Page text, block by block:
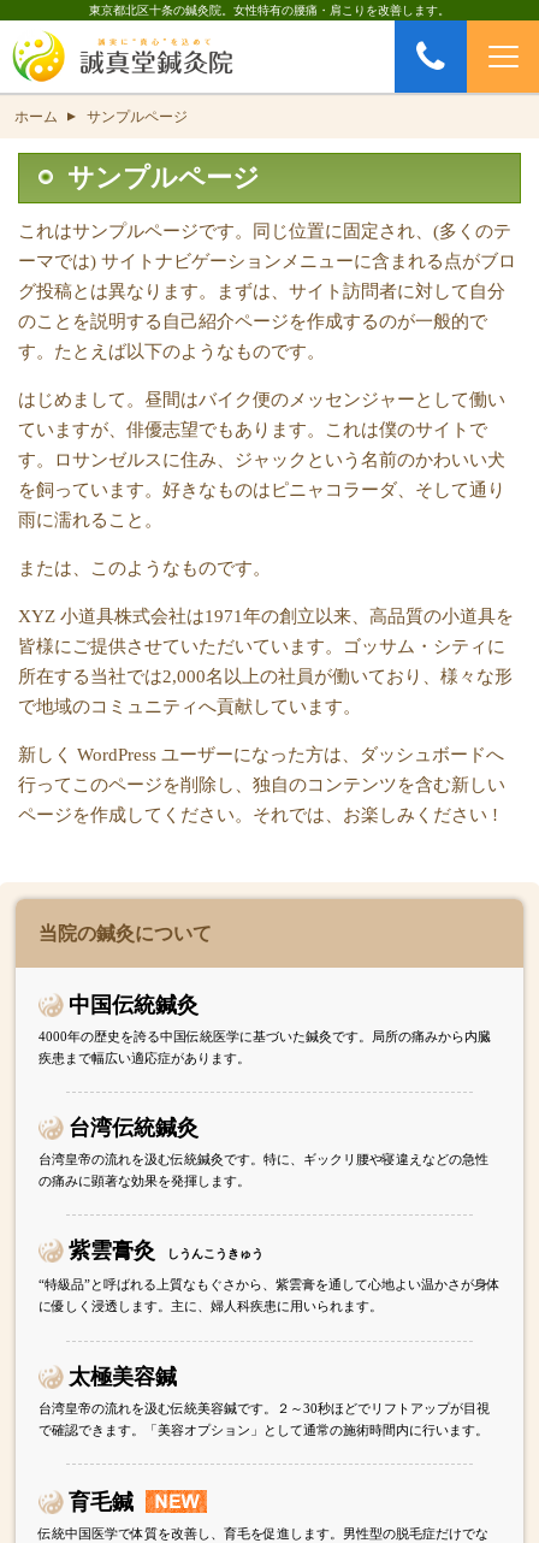
東京都北区十条の鍼灸院。女性特有の腰痛・肩こりを改善します。
お問い合わせ
CONTACT
ホーム ▲ サンプルページ
サンプルページ
これはサンプルページです。同じ位置に固定され、(多くのテ
ーマでは) サイトナビゲーションメニューに含まれる点がブロ
グ投稿とは異なります。まずは、サイト訪問者に対して自分
のことを説明する自己紹介ページを作成するのが一般的で
す。たとえば以下のようなものです。
はじめまして。昼間はバイク便のメッセンジャーとして働い
ていますが、俳優志望でもあります。これは僕のサイトで
す。ロサンゼルスに住み、ジャックという名前のかわいい犬
を飼っています。好きなものはピニャコラーダ、そして通り
雨に濡れること。
または、このようなものです。
XYZ 小道具株式会社は1971年の創立以来、高品質の小道具を
皆様にご提供させていただいています。ゴッサム・シティに
所在する当社では2,000名以上の社員が働いており、様々な形
で地域のコミュニティへ貢献しています。
新しく WordPress ユーザーになった方は、 ダッシュボードへ
行ってこのページを削除し、独自のコンテンツを含む新しい
ページを作成してください。それでは、お楽しみください !
当院の鍼灸について
中国伝統鍼灸
4000年の歴史を誇る中国伝統医学に基づいた鍼灸です。局所の痛みから内臓
疾患まで幅広い適応症があります。
台湾伝統鍼灸
台湾皇帝の流れを汲む伝統鍼灸です。特に、ギックリ腰や寝違えなどの急性
の痛みに顕著な効果を発揮します。
紫雲膏灸 しうんこうきゅう
“特級品”と呼ばれる上質なもぐさから、紫雲膏を通して心地よい温かさが身体
に優しく浸透します。主に、婦人科疾患に用いられます。
太極美容鍼
台湾皇帝の流れを汲む伝統美容鍼です。２～30秒ほどでリフトアップが目視
で確認できます。「美容オプション」として通常の施術時間内に行います。
育毛鍼
伝統中国医学で体質を改善し、育毛を促進します。男性型の脱毛症だけでな